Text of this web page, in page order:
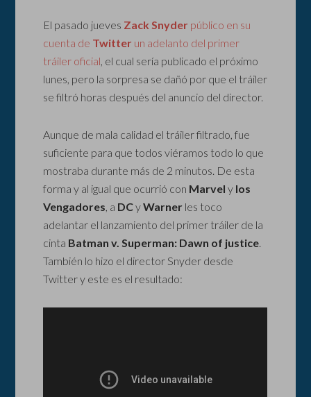
El pasado jueves Zack Snyder público en su
cuenta de Twitter un adelanto del primer
tráiler oficial, el cual sería publicado el próximo
lunes, pero la sorpresa se dañó por que el tráiler
se filtró horas después del anuncio del director.
Aunque de mala calidad el tráiler filtrado, fue
suficiente para que todos viéramos todo lo que
mostraba durante más de 2 minutos. De esta
forma y al igual que ocurrió con Marvel y los
Vengadores, a DCyWarner les toco
adelantar el lanzamiento del primer tráiler de la
cinta Batman v. Superman: Dawn of justice.
También lo hizo el director Snyder desde
Twitter y este es el resultado: